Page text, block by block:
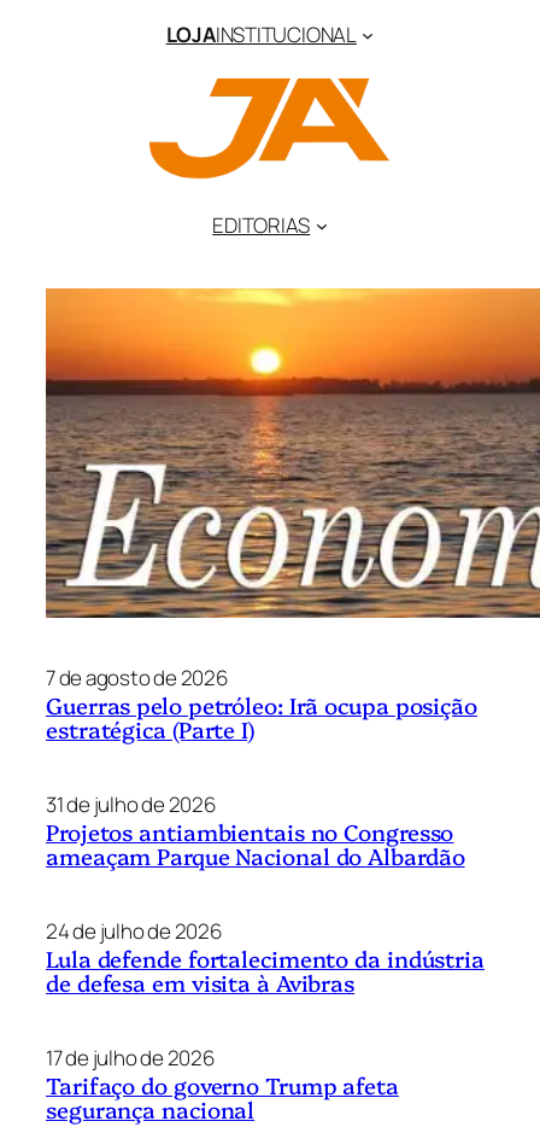
LOJAINSTITUCIONAL
EDITORIAS
7 de agosto de 2026
Guerras pelo petróleo: Irã ocupa posição
estratégica (Parte I)
31 de julho de 2026
Projetos antiambientais no Congresso
ameaçam Parque Nacional do Albardão
24 de julho de 2026
Lula defende fortalecimento da indústria
de defesa em visita à Avibras
17 de julho de 2026
Tarifaço do governo Trump afeta
segurança nacional